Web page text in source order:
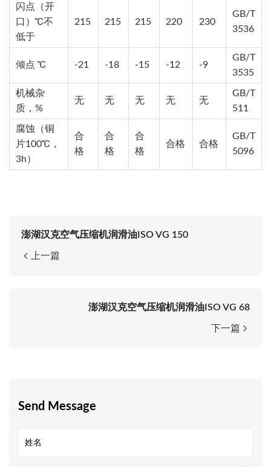
闪点（开
口）℃不
低于
215 215 215 220 230
GB/T
3536
倾点 ℃ -21 -18 -15 -12 -9
GB/T
3535
机械杂
质，%
无 无 无 无 无
GB/T
511
腐蚀（铜
片100℃，
3h）
合
格
合
格
合
格
合格 合格
GB/T
5096
澎湖汉克空气压缩机润滑油ISO VG 150
上一篇
澎湖汉克空气压缩机润滑油ISO VG 68
下一篇
Send Message